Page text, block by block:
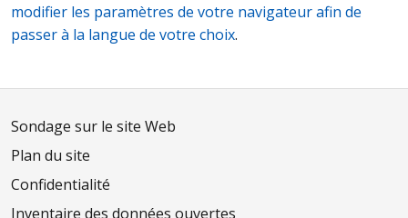
modifier les paramètres de votre navigateur afin de
passer à la langue de votre choix.
Sondage sur le site Web
Plan du site
Confidentialité
Inventaire des données ouvertes